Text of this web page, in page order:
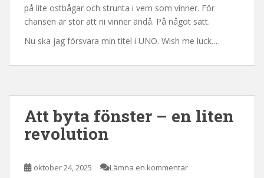
på lite ostbågar och strunta i vem som vinner. För
chansen är stor att ni vinner ändå. På något sätt.
Nu ska jag försvara min titel i UNO. Wish me luck.…
Att byta fönster – en liten
revolution
oktober 24, 2025 Lämna en kommentar